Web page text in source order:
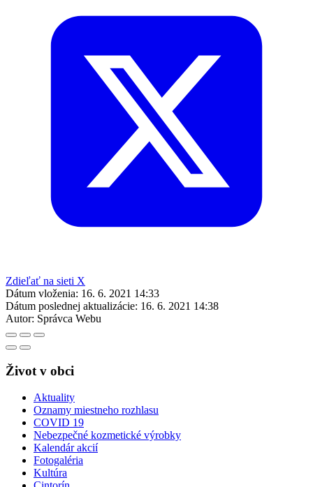
Zdieľať na sieti X
Dátum vloženia: 16. 6. 2021 14:33
Dátum poslednej aktualizácie: 16. 6. 2021 14:38
Autor: Správca Webu
Život v obci
Aktuality
Oznamy miestneho rozhlasu
COVID 19
Nebezpečné kozmetické výrobky
Kalendár akcií
Fotogaléria
Kultúra